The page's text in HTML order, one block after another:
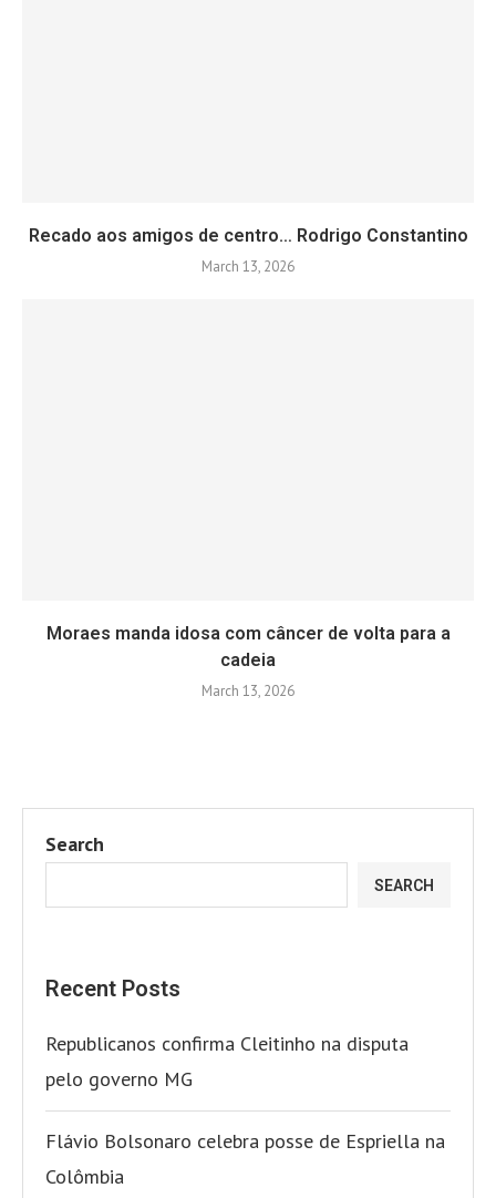
Recado aos amigos de centro… Rodrigo Constantino
March 13, 2026
Moraes manda idosa com câncer de volta para a
cadeia
March 13, 2026
Search
SEARCH
Recent Posts
Republicanos confirma Cleitinho na disputa
pelo governo MG
Flávio Bolsonaro celebra posse de Espriella na
Colômbia